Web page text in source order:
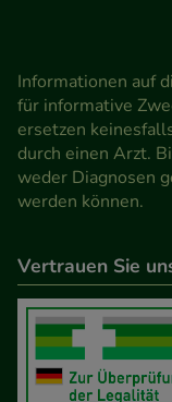
Informationen auf
für informative
ersetzen
durch einen Arzt.
weder Diagnosen
werden können.
Vertrauen Sie